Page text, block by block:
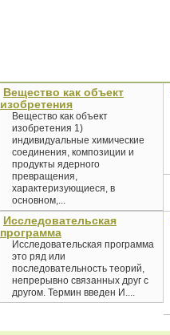
Вещество как объект
изобретения
Вещество как объект
изобретения 1)
индивидуальные химические
соединения, композиции и
продукты ядерного
превращения,
характеризующиеся, в
основном,...
Исследовательская
программа
Исследовательская программа
это ряд или
последовательность теорий,
непрерывно связанных друг с
другом. Термин введен И....